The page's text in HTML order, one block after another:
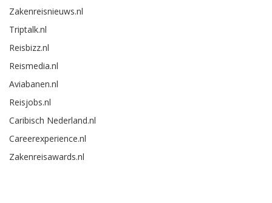
Zakenreisnieuws.nl
Triptalk.nl
Reisbizz.nl
Reismedia.nl
Aviabanen.nl
Reisjobs.nl
Caribisch Nederland.nl
Careerexperience.nl
Zakenreisawards.nl